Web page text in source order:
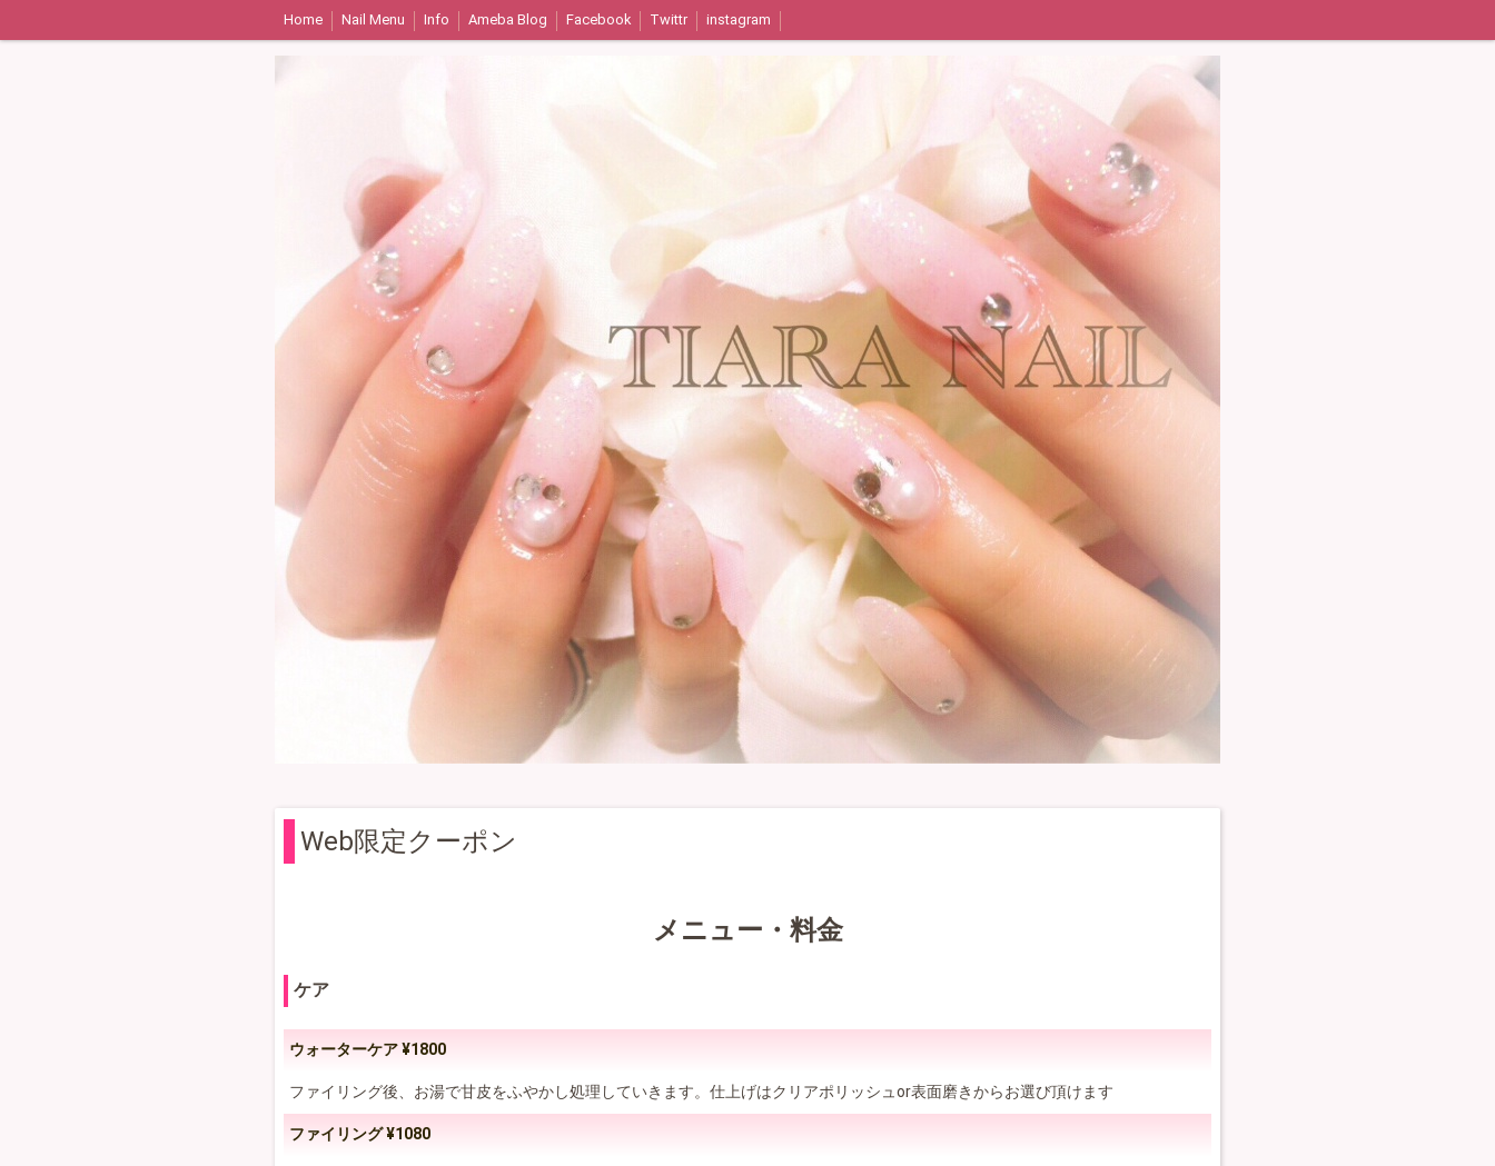
Home Nail Menu Info Ameba Blog Facebook Twittr instagram
Web限定クーポン
メニュー・料金
ケア
ウォーターケア ¥1800
ファイリング後、お湯で甘皮をふやかし処理していきます。仕上げはクリアポリッシュor表面磨きからお選び頂けます
ファイリング ¥1080